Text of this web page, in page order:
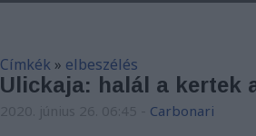
Címkék » elbeszélés
Ulickaja: halál a kertek
Carbonari